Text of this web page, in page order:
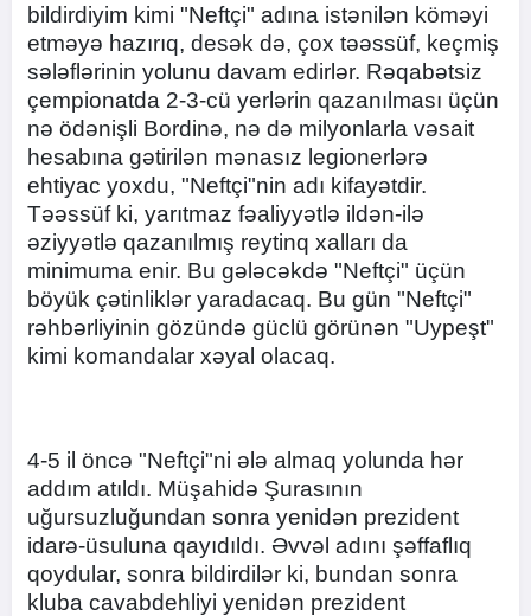
bildirdiyim kimi "Neftçi" adına istənilən köməyi
etməyə hazırıq, desək də, çox təəssüf, keçmiş
sələflərinin yolunu davam edirlər. Rəqabətsiz
çempionatda 2-3-cü yerlərin qazanılması üçün
nə ödənişli Bordinə, nə də milyonlarla vəsait
hesabına gətirilən mənasız legionerlərə
ehtiyac yoxdu, "Neftçi"nin adı kifayətdir.
Təəssüf ki, yarıtmaz fəaliyyətlə ildən-ilə
əziyyətlə qazanılmış reytinq xalları da
minimuma enir. Bu gələcəkdə "Neftçi" üçün
böyük çətinliklər yaradacaq. Bu gün "Neftçi"
rəhbərliyinin gözündə güclü görünən "Uypeşt"
kimi komandalar xəyal olacaq.
4-5 il öncə "Neftçi"ni ələ almaq yolunda hər
addım atıldı. Müşahidə Şurasının
uğursuzluğundan sonra yenidən prezident
idarə-üsuluna qayıdıldı. Əvvəl adını şəffaflıq
qoydular, sonra bildirdilər ki, bundan sonra
kluba cavabdehliyi yenidən prezident